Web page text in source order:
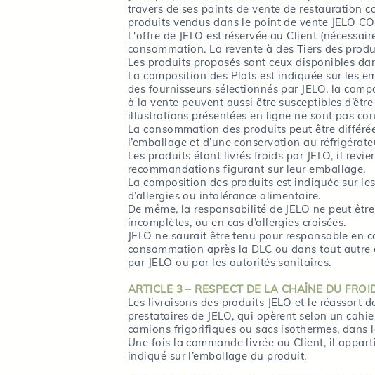
travers de ses points de vente de restauration
produits vendus dans le point de vente JELO
L'offre de JELO est réservée au Client
consommation. La revente à des Tiers des
Les produits proposés sont ceux disponibles
La composition des Plats est indiquée sur les
des fournisseurs sélectionnés par JELO, la
à la vente peuvent aussi être susceptibles
illustrations présentées en ligne ne sont pas
La consommation des produits peut être
l’emballage et d’une conservation au
Les produits étant livrés froids par JELO, il
recommandations figurant sur leur emballage.
La composition des produits est indiquée sur
d’allergies ou intolérance alimentaire.
De même, la responsabilité de JELO ne peut
incomplètes, ou en cas d’allergies croisées.
JELO ne saurait être tenu pour responsable
consommation après la DLC ou dans tout autre
par JELO ou par les autorités sanitaires.
ARTICLE 3 – RESPECT DE LA CHAÎNE DU
Les livraisons des produits JELO et le réassort
prestataires de JELO, qui opèrent selon un
camions frigorifiques ou sacs isothermes,
Une fois la commande livrée au Client, il
indiqué sur l’emballage du produit.